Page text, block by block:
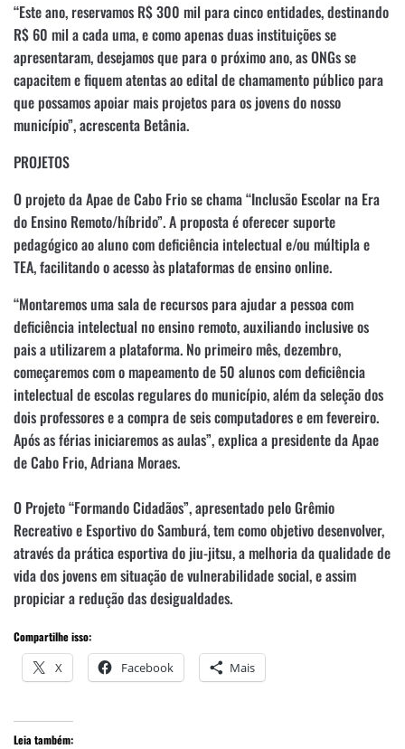
“Este ano, reservamos R$ 300 mil para cinco entidades, destinando
R$ 60 mil a cada uma, e como apenas duas instituições se
apresentaram, desejamos que para o próximo ano, as ONGs se
capacitem e fiquem atentas ao edital de chamamento público para
que possamos apoiar mais projetos para os jovens do nosso
município”, acrescenta Betânia.
PROJETOS
O projeto da Apae de Cabo Frio se chama “Inclusão Escolar na Era
do Ensino Remoto/híbrido”. A proposta é oferecer suporte
pedagógico ao aluno com deficiência intelectual e/ou múltipla e
TEA, facilitando o acesso às plataformas de ensino online.
“Montaremos uma sala de recursos para ajudar a pessoa com
deficiência intelectual no ensino remoto, auxiliando inclusive os
pais a utilizarem a plataforma. No primeiro mês, dezembro,
começaremos com o mapeamento de 50 alunos com deficiência
intelectual de escolas regulares do município, além da seleção dos
dois professores e a compra de seis computadores e em fevereiro.
Após as férias iniciaremos as aulas”, explica a presidente da Apae
de Cabo Frio, Adriana Moraes.
O Projeto “Formando Cidadãos”, apresentado pelo Grêmio
Recreativo e Esportivo do Samburá, tem como objetivo desenvolver,
através da prática esportiva do jiu-jitsu, a melhoria da qualidade de
vida dos jovens em situação de vulnerabilidade social, e assim
propiciar a redução das desigualdades.
Compartilhe isso:
X Facebook Mais
Leia também: